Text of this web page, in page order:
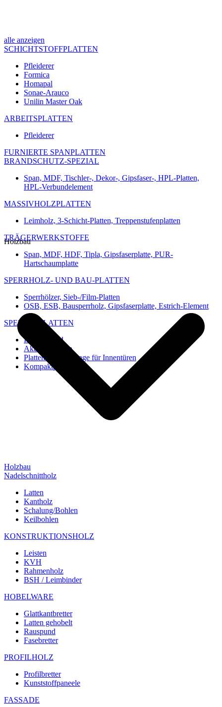
alle anzeigen
SCHICHTSTOFFPLATTEN
Pfleiderer
Formica
Homapal
Sonae-Arauco
Unilin Master Oak
ARBEITSPLATTEN
Pfleiderer
FURNIERTE SPANPLATTEN
BRANDSCHUTZ-SPEZIAL
Span, MDF, Tischler-, Dekor-, Gipsfaser-, HPL-Platten,
HPL-Verbundelement
MASSIVHOLZPLATTEN
Leimholz, 3-Schicht-Platten, Treppenstufenplatten
TRÄGERWERKSTOFFE
Span, MDF, HDF, Tipla, Gipsfaserplatte, PUR-
Hartschaumplatte
SPERRHOLZ- UND BAU-PLATTEN
Sperrhölzer, Sieb-/Film-Platten
OSB, ESB, Bausperrholz, Gipsfaserplatte, Estrich-Element
SPEZIAL-PLATTEN
Imi-Verbund
Akustik-Platten
Platten und Rohlinge für Innentüren
Kompaktplatten
Holzbau
Holzbau
Nadelschnittholz
Latten
Kantholz
Schalung/Bohlen
Keilbohlen
KONSTRUKTIONSHOLZ
Leisten
KVH
Rahmenholz
BSH / Leimbinder
HOBELWARE
Glattkantbretter
Latten gehobelt
Rauspund
Fasebretter
PROFILHOLZ
Profilbretter
Kunststoffpaneele
FASSADE